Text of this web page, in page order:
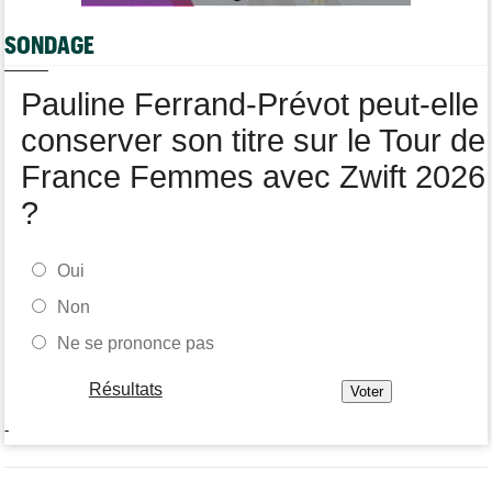
Romain Bardet hospitalisé après une chute dans la descente du
SONDAGE
Pauline Ferrand-Prévot peut-elle
conserver son titre sur le Tour de
France Femmes avec Zwift 2026
?
Oui
Non
Ne se prononce pas
Résultats
-